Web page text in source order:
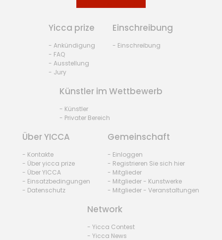
Yicca prize
- Ankündigung
- FAQ
- Ausstellung
- Jury
Einschreibung
- Einschreibung
Künstler im Wettbewerb
- Künstler
- Privater Bereich
Über YICCA
- Kontakte
- Über yicca prize
- Über YICCA
- Einsatzbedingungen
- Datenschutz
Gemeinschaft
- Einloggen
- Registrieren Sie sich hier
- Mitglieder
- Mitglieder - Kunstwerke
- Mitglieder - Veranstaltungen
Network
- Yicca Contest
- Yicca News